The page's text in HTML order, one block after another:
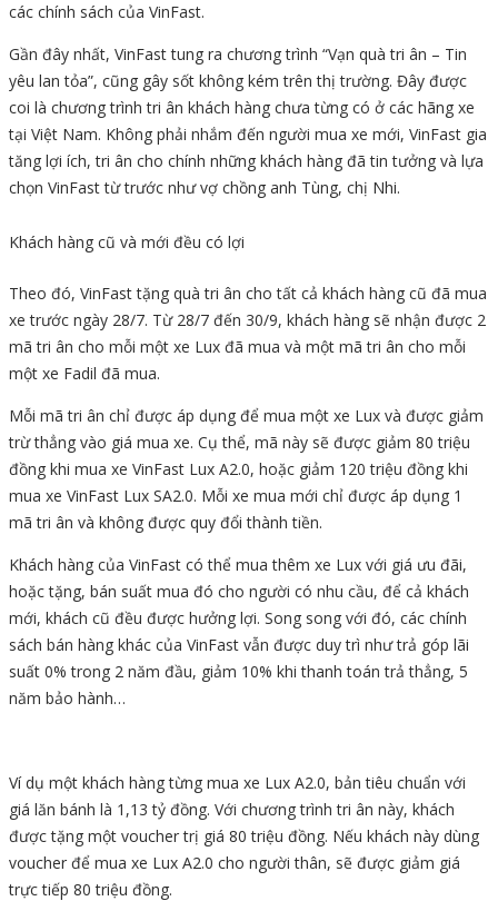
các chính sách của VinFast.
Gần đây nhất, VinFast tung ra chương trình “Vạn quà tri ân – Tin
yêu lan tỏa”, cũng gây sốt không kém trên thị trường. Đây được
coi là chương trình tri ân khách hàng chưa từng có ở các hãng xe
tại Việt Nam. Không phải nhắm đến người mua xe mới, VinFast gia
tăng lợi ích, tri ân cho chính những khách hàng đã tin tưởng và lựa
chọn VinFast từ trước như vợ chồng anh Tùng, chị Nhi.
Khách hàng cũ và mới đều có lợi
Theo đó, VinFast tặng quà tri ân cho tất cả khách hàng cũ đã mua
xe trước ngày 28/7. Từ 28/7 đến 30/9, khách hàng sẽ nhận được 2
mã tri ân cho mỗi một xe Lux đã mua và một mã tri ân cho mỗi
một xe Fadil đã mua.
Mỗi mã tri ân chỉ được áp dụng để mua một xe Lux và được giảm
trừ thẳng vào giá mua xe. Cụ thể, mã này sẽ được giảm 80 triệu
đồng khi mua xe VinFast Lux A2.0, hoặc giảm 120 triệu đồng khi
mua xe VinFast Lux SA2.0. Mỗi xe mua mới chỉ được áp dụng 1
mã tri ân và không được quy đổi thành tiền.
Khách hàng của VinFast có thể mua thêm xe Lux với giá ưu đãi,
hoặc tặng, bán suất mua đó cho người có nhu cầu, để cả khách
mới, khách cũ đều được hưởng lợi. Song song với đó, các chính
sách bán hàng khác của VinFast vẫn được duy trì như trả góp lãi
suất 0% trong 2 năm đầu, giảm 10% khi thanh toán trả thẳng, 5
năm bảo hành…
Ví dụ một khách hàng từng mua xe Lux A2.0, bản tiêu chuẩn với
giá lăn bánh là 1,13 tỷ đồng. Với chương trình tri ân này, khách
được tặng một voucher trị giá 80 triệu đồng. Nếu khách này dùng
voucher để mua xe Lux A2.0 cho người thân, sẽ được giảm giá
trực tiếp 80 triệu đồng.